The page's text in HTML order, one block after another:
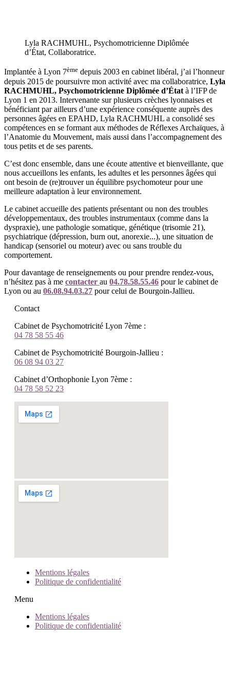
Lyla RACHMUHL, Psychomotricienne Diplômée
d’État, Collaboratrice.
Implantée à Lyon 7ème depuis 2003 en cabinet libéral, j’ai l’honneur
depuis 2015 de poursuivre mon activité avec ma collaboratrice, Lyla
RACHMUHL, Psychomotricienne Diplômée d’État à l’IFP de
Lyon 1 en 2013. Intervenante sur plusieurs crèches lyonnaises et
bénéficiant par ailleurs d’une expérience conséquente auprès des
personnes âgées en EPAHD, Lyla RACHMUHL a consolidé ses
compétences en se formant aux méthodes de Réflexes Archaïques, à
l’Anatomie du Mouvement, mais aussi dans l’accompagnement des
tous petits et de ses parents.
C’est donc ensemble, dans une écoute attentive et bienveillante, que
nous accueillons les enfants, les adultes et les personnes âgées qui
ont besoin de (re)trouver un équilibre psychomoteur pour une
meilleure adaptation à leur environnement.
Le cabinet accueille des patients présentant ou non des troubles
développementaux, des troubles instrumentaux (comme dans la
dyspraxie), une pathologie somatique, génétique (trisomie 21),
psychiatrique (dépression, burn out, anorexie...), une situation de
handicap (sensoriel ou moteur) avec ou sans trouble du
comportement.
Pour davantage de renseignements ou pour prendre rendez-vous,
n’hésitez pas à me contacter au 04.78.58.55.46 pour le cabinet de
Lyon ou au 06.08.94.03.27 pour celui de Bourgoin-Jallieu.
Contact
Cabinet de Psychomotricité Lyon 7ème :
04 78 58 55 46
Cabinet de Psychomotricité Bourgoin-Jallieu :
06 08 94 03 27
Cabinet d’Orthophonie Lyon 7ème :
04 78 58 52 23
Mentions légales
Politique de confidentialité
Menu
Mentions légales
Politique de confidentialité